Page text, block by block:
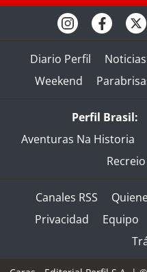
Diario Perfil Noticias
Weekend
Perfil Brasil:
Aventuras Na Historia
Recreio
Canales RSS
Privacidad
Equipo